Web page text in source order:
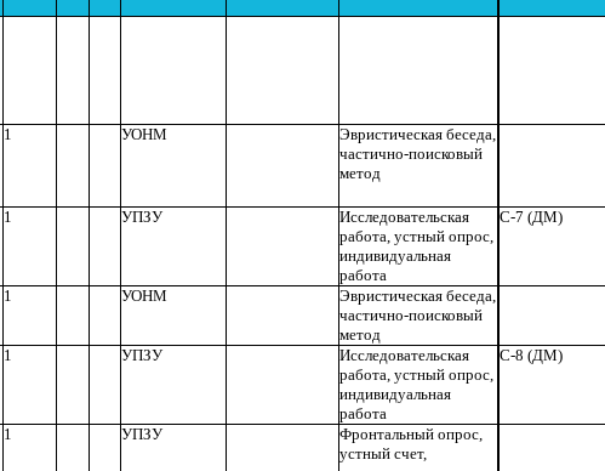
1 УОНМ
Эвристическая беседа,
частично-поисковый
метод
1 УПЗУ
Исследовательская
работа, устный опрос,
индивидуальная
работа
С-7 (ДМ)
1 УОНМ
Эвристическая беседа,
частично-поисковый
метод
1 УПЗУ
Исследовательская
работа, устный опрос,
индивидуальная
работа
С-8 (ДМ)
1 УПЗУ
Фронтальный опрос,
устный счет,